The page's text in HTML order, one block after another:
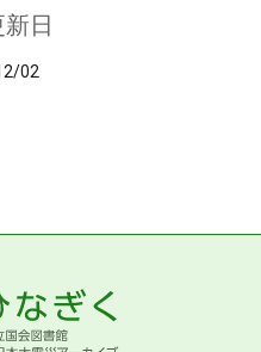
日
02